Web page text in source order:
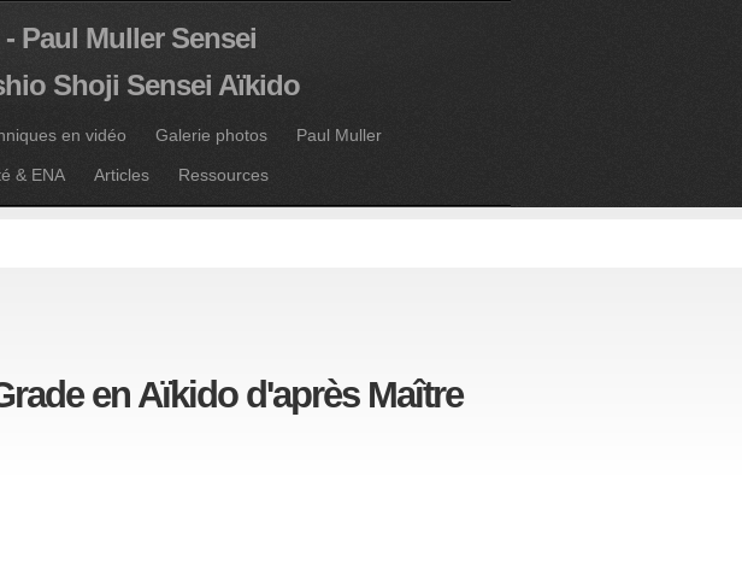
Paul Muller Sensei
Shoji Sensei Aïkido
en vidéo Galerie photos Paul Muller
& ENA Articles Ressources
en Aïkido d'après Maître